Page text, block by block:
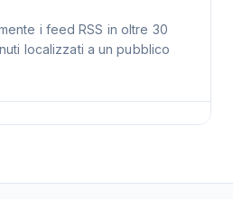
i feed RSS in oltre 30
localizzati a un pubblico